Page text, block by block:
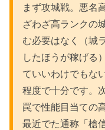
まず攻城戦。悪名
ざわざ高ランクの
む必要はなく（城
したほうが稼げる
ていいわけでもな
程度で十分です。
罠で性能目当ての
最近でた通称「槍